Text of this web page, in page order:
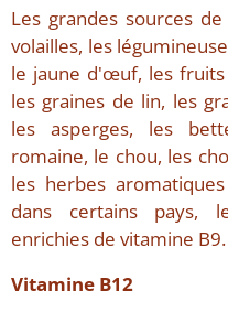
Les grandes sources
volailles, les
le jaune d'œuf, les fruits
les graines de lin, les
les asperges, les
romaine, le chou, les
les herbes
dans certains pays,
enrichies de vitamine B9.
Vitamine B12